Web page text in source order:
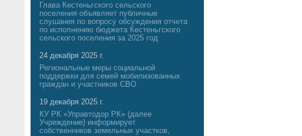
Глава Кестеньгского сельского
поселения объявляет публичные
слушания по вопросу обсуждения отчета
по исполнению бюджета Кестеньгского
сельского поселения за 2025 год
24 декабря 2025 г.
Региональные меры социальной
поддержки для семей мобилизованных
граждан и участников СВО
19 декабря 2025 г.
КУ РК «Управтодор РК» (далее
Учреждение) информирует
собственников земельных участков,